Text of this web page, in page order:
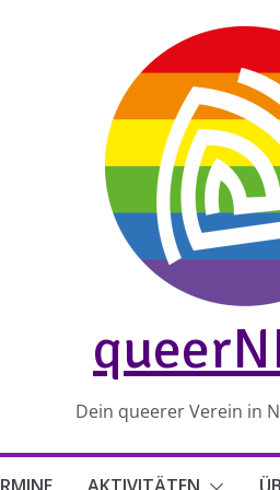
Dein queerer Verein in